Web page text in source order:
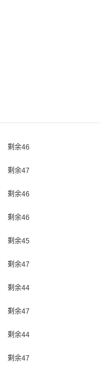
剩余46
剩余47
剩余46
剩余46
剩余45
剩余47
剩余44
剩余47
剩余44
剩余47